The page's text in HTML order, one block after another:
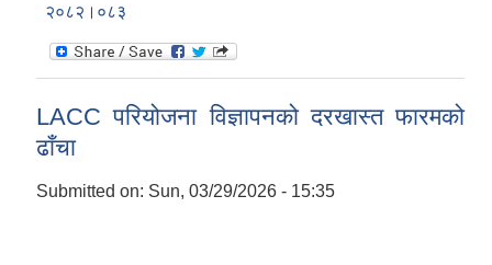
२०८२।०८३
LACC परियोजना विज्ञापनको दरखास्त फारमको
ढाँचा
Submitted on: Sun, 03/29/2026 - 15:35